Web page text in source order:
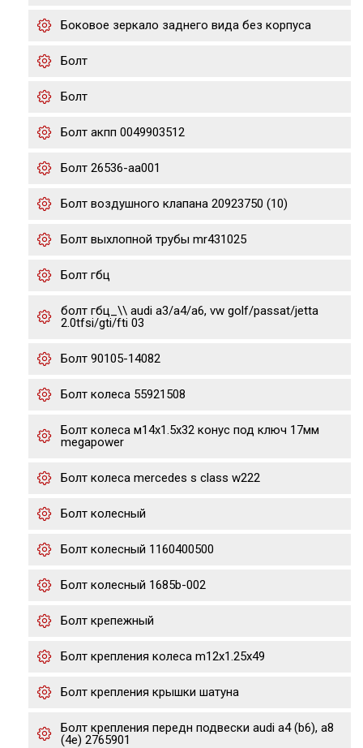
Боковое зеркало заднего вида без корпуса
Болт
Болт
Болт акпп 0049903512
Болт 26536-aa001
Болт воздушного клапана 20923750 (10)
Болт выхлопной трубы mr431025
Болт гбц
болт гбц_\\ audi a3/a4/a6, vw golf/passat/jetta
2.0tfsi/gti/fti 03
Болт 90105-14082
Болт колеса 55921508
Болт колеса м14х1.5х32 конус под ключ 17мм
megapower
Болт колеса mercedes s class w222
Болт колесный
Болт колесный 1160400500
Болт колесный 1685b-002
Болт крепежный
Болт крепления колеса m12x1.25x49
Болт крепления крышки шатуна
Болт крепления передн подвески audi a4 (b6), a8
(4e) 2765901